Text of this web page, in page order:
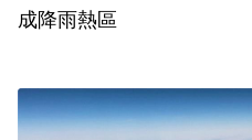
成降雨熱區